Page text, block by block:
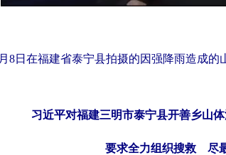
在福建省泰宁县拍摄的因强降雨造成的
习近平对福建三明市泰宁县开善乡山
要求全力组织搜救 尽